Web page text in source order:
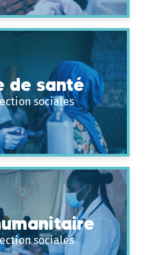
de santé
sociales
sociales